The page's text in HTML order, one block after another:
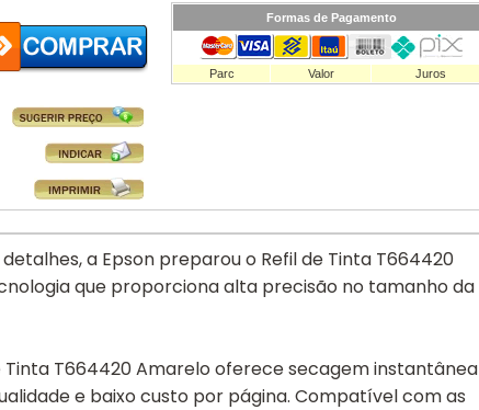
Formas de Pagamento
Parc Valor Juros
a Epson preparou o Refil de Tinta T664420
que proporciona alta precisão no tamanho da
T664420 Amarelo oferece secagem instantânea
e baixo custo por página. Compatível com as